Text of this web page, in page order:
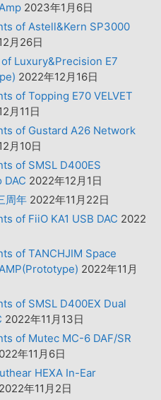
2023年1月6日
of Astell&Kern SP3000
月26日
Luxury&Precision E7
2022年12月16日
of Topping E70 VELVET
月11日
of Gustard A26 Network
月10日
of SMSL D400ES
DAC 2022年12月1日
周年 2022年11月22日
of FiiO KA1 USB DAC 2022
of TANCHJIM Space
2022年11月
of SMSL D400EX Dual
2022年11月13日
of Mutec MC-6 DAF/SR
年11月6日
HEXA In-Ear
2022年11月2日